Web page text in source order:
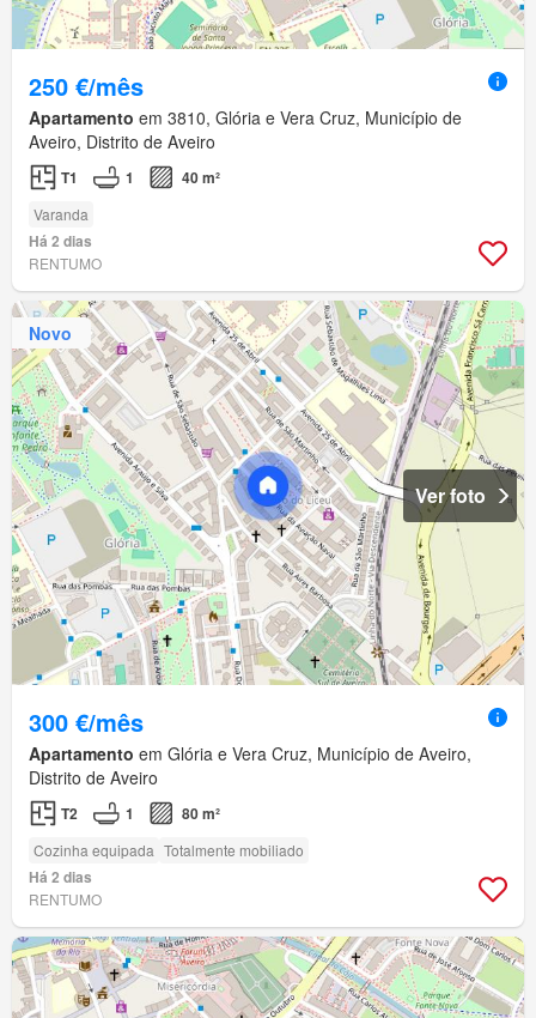
250 €/mês
Apartamento em 3810, Glória e Vera Cruz, Município de
Aveiro, Distrito de Aveiro
T1 1 40 m²
Varanda
Há 2 dias
RENTUMO
Novo
Ver foto
300 €/mês
Apartamento em Glória e Vera Cruz, Município de Aveiro,
Distrito de Aveiro
T2 1 80 m²
Cozinha equipada Totalmente mobiliado
Há 2 dias
RENTUMO